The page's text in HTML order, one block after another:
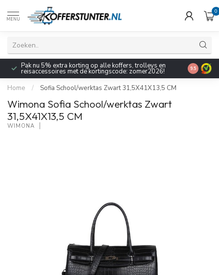
MENU
0
Pak nu 5% extra korting op alle koffers, trolleys en
reisaccessoires met de kortingscode: zomer2026! 9.5
Home / Sofia School/werktas Zwart 31,5X41X13,5 CM
Wimona Sofia School/werktas Zwart
31,5X41X13,5 CM
WIMONA